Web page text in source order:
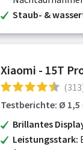
Staub- &
Xiaomi - 15T
Testberichte: Ø 1,5
Brillantes
Leistungsstark